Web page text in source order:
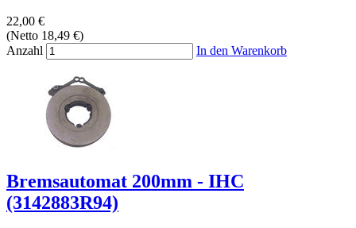
22,00 €
(Netto 18,49 €)
Anzahl
In den Warenkorb
Bremsautomat 200mm - IHC
(3142883R94)